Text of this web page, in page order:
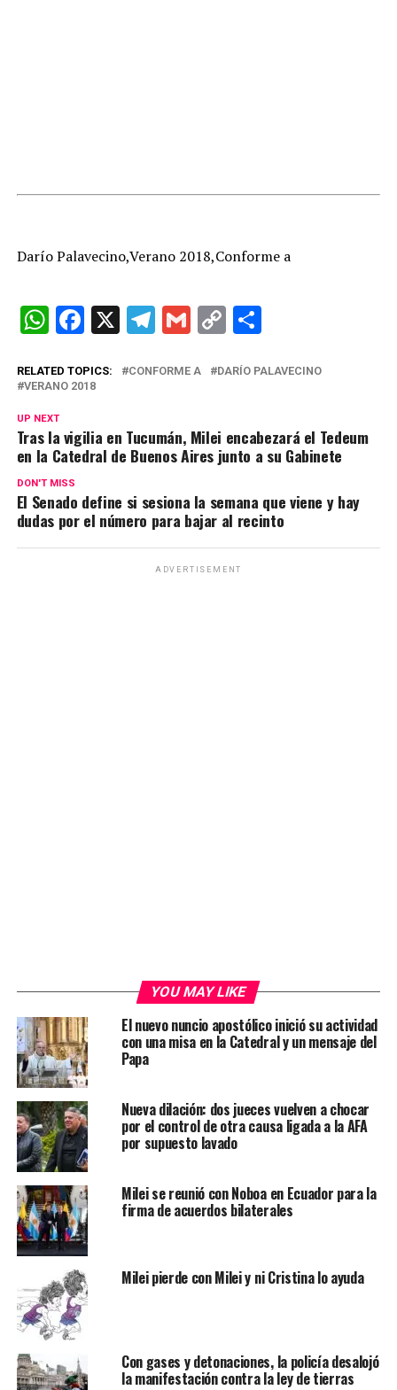
Darío Palavecino,Verano 2018,Conforme a
W
at
A
p
p
F
ce
o
o
k
X T
e
a
m
G
ail
C
py
n
k
C
m
ar
tir
RELATED TOPICS: CONFORME A
DARÍO PALAVECINO
VERANO 2018
UP NEXT
Tras la vigilia en Tucumán, Milei encabezará el Tedeum
en la Catedral de Buenos Aires junto a su Gabinete
DON'T MISS
El Senado define si sesiona la semana que viene y hay
dudas por el número para bajar al recinto
ADVERTISEMENT
YOU MAY LIKE
El nuevo nuncio apostólico inició su actividad
con una misa en la Catedral y un mensaje del
Papa
Nueva dilación: dos jueces vuelven a chocar
por el control de otra causa ligada a la AFA
por supuesto lavado
Milei se reunió con Noboa en Ecuador para la
firma de acuerdos bilaterales
Milei pierde con Milei y ni Cristina lo ayuda
Con gases y detonaciones, la policía desalojó
la manifestación contra la ley de tierras